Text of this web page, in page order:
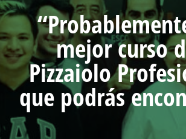
mejor curso
Pizzaiolo
que podrás
“Sin secretos.
que necesitas
convertirte en
auténtico
de la Pizza.”